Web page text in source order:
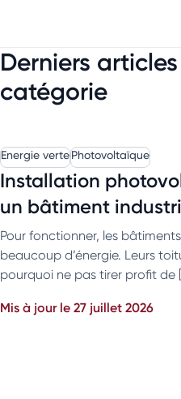
Derniers
catégorie
Energie vertePhotovoltaïque
Installation
un bâtiment
Pour fonctionner, les
beaucoup d’énergie. Leurs
pourquoi ne pas tirer profit de
Mis à jour le 27 juillet 2026